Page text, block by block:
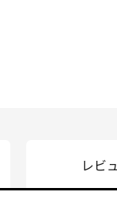
レビ